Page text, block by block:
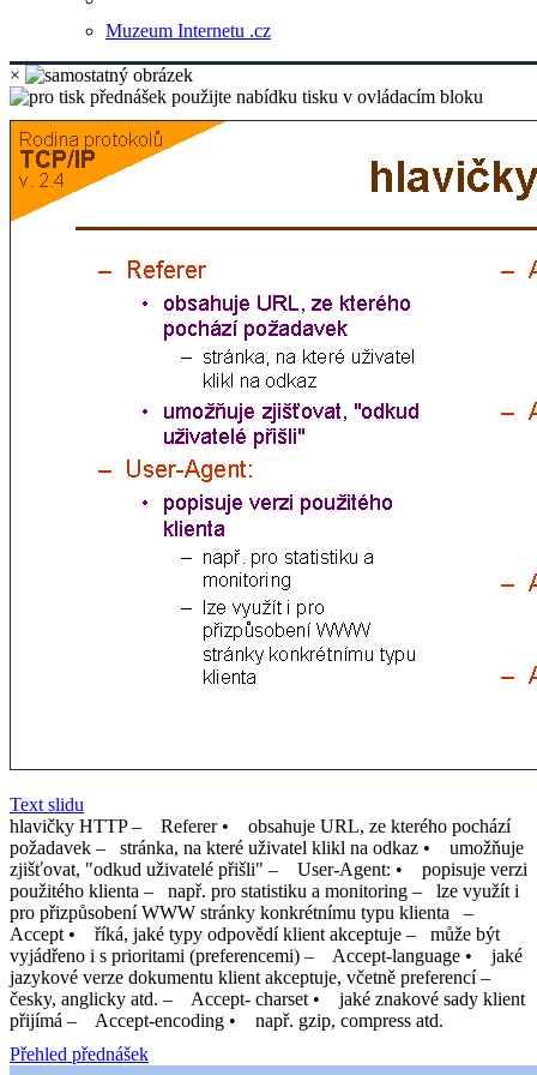
Muzeum Internetu .cz
×
Text slidu
hlavičky HTTP – Referer • obsahuje URL, ze kterého pochází
požadavek – stránka, na které uživatel klikl na odkaz • umožňuje
zjišťovat, "odkud uživatelé přišli" – User-Agent: • popisuje verzi
použitého klienta – např. pro statistiku a monitoring – lze využít i
pro přizpůsobení WWW stránky konkrétnímu typu klienta –
Accept • říká, jaké typy odpovědí klient akceptuje – může být
vyjádřeno i s prioritami (preferencemi) – Accept-language • jaké
jazykové verze dokumentu klient akceptuje, včetně preferencí –
česky, anglicky atd. – Accept- charset • jaké znakové sady klient
přijímá – Accept-encoding • např. gzip, compress atd.
Přehled přednášek